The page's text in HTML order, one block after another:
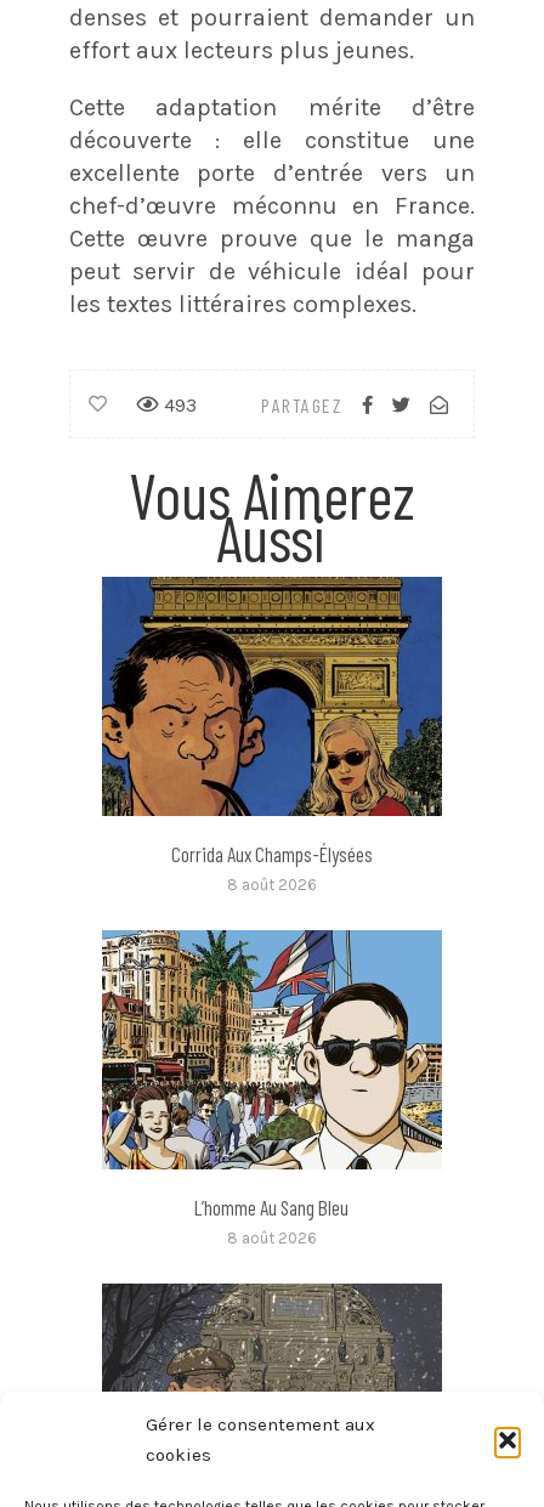
Gérer le consentement aux
cookies
denses et pourraient demander un
effort aux lecteurs plus jeunes. ​
Cette adaptation mérite d’être
découverte : elle constitue une
excellente porte d’entrée vers un
chef-d’œuvre méconnu en France.
Cette œuvre prouve que le manga
peut servir de véhicule idéal pour
les textes littéraires complexes.
PARTAGEZ
493
Vous Aimerez
Aussi
Corrida Aux Champs-Élysées
8 août 2026
L’homme Au Sang Bleu
8 août 2026